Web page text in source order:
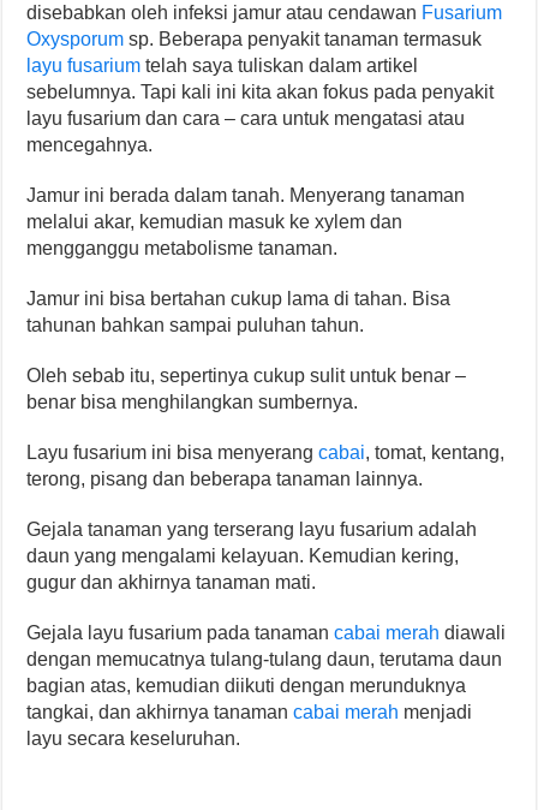
disebabkan oleh infeksi jamur atau cendawan Fusarium
Oxysporum sp. Beberapa penyakit tanaman termasuk
layu fusarium telah saya tuliskan dalam artikel
sebelumnya. Tapi kali ini kita akan fokus pada penyakit
layu fusarium dan cara – cara untuk mengatasi atau
mencegahnya.
Jamur ini berada dalam tanah. Menyerang tanaman
melalui akar, kemudian masuk ke xylem dan
mengganggu metabolisme tanaman.
Jamur ini bisa bertahan cukup lama di tahan. Bisa
tahunan bahkan sampai puluhan tahun.
Oleh sebab itu, sepertinya cukup sulit untuk benar –
benar bisa menghilangkan sumbernya.
Layu fusarium ini bisa menyerangcabai, tomat, kentang,
terong, pisang dan beberapa tanaman lainnya.
Gejala tanaman yang terserang layu fusarium adalah
daun yang mengalami kelayuan. Kemudian kering,
gugur dan akhirnya tanaman mati.
Gejala layu fusarium pada tanamancabai merah diawali
dengan memucatnya tulang-tulang daun, terutama daun
bagian atas, kemudian diikuti dengan merunduknya
tangkai, dan akhirnya tanaman cabai merah menjadi
layu secara keseluruhan.